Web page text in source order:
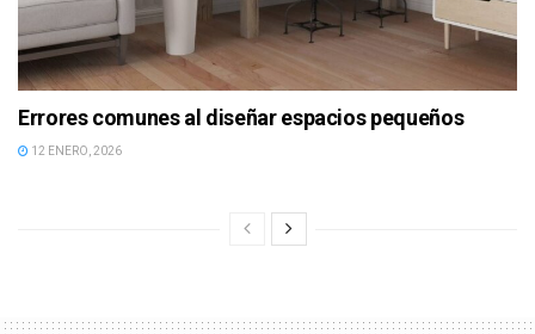
Errores comunes al diseñar espacios pequeños
12 ENERO, 2026